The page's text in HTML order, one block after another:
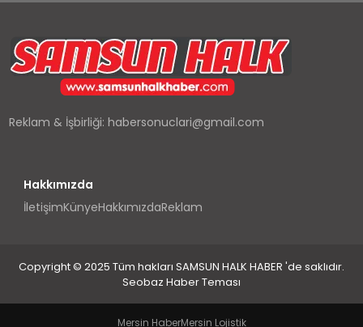
Reklam & İşbirliği:habersonuclari@gmail.com
Hakkımızda
İletişimKünyeHakkımızdaReklam
Copyright © 2025 Tüm hakları SAMSUN HALK HABER 'de saklıdır.
Seobaz Haber Teması
Mersin HaberMersin Lojistik